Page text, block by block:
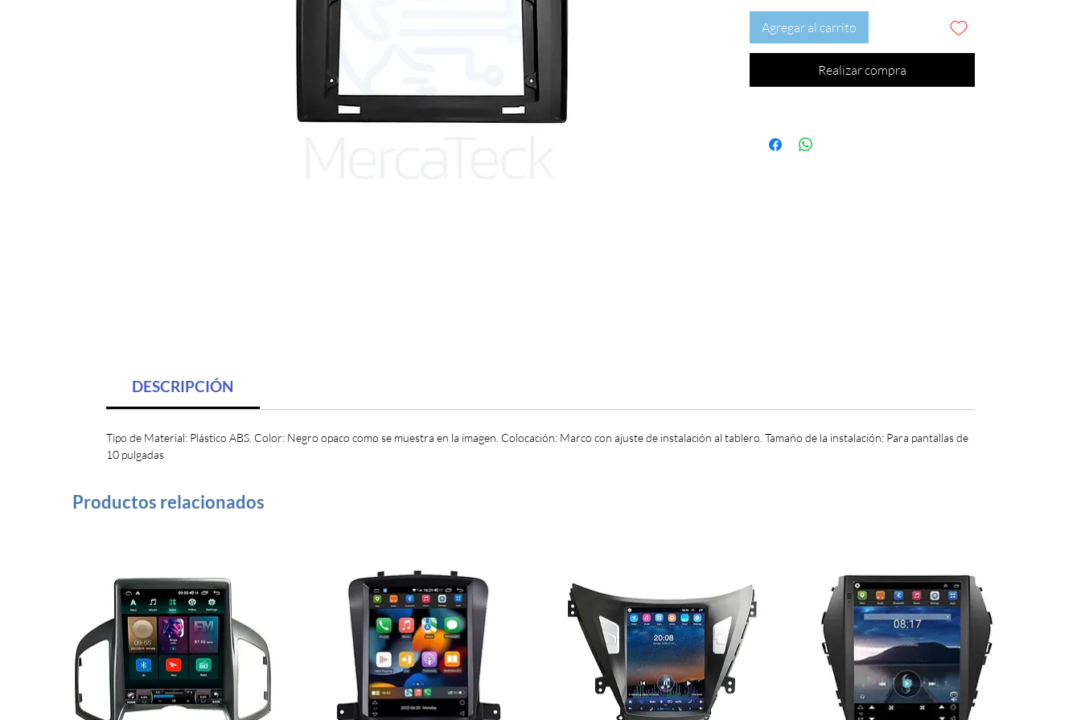
Agregar al carrito
Realizar compra
DESCRIPCIÓN
Tipo de Material: Plástico ABS. Color: Negro opaco como se muestra en la imagen. Colocación: Marco con ajuste de instalación al tablero. Tamaño de la instalación: Para pantallas de
10 pulgadas
Productos relacionados